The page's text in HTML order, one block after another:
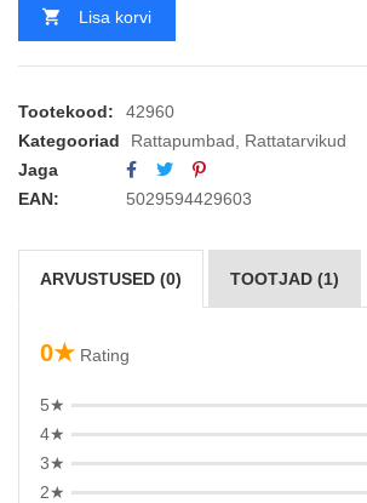
Lisa korvi
Tootekood:
42960
Kategooriad
Rattapumbad
Rattatarvikud
Jaga
EAN:
5029594429603
ARVUSTUSED (0) TOOTJAD (1)
0★ Rating
5★
4★
3★
2★